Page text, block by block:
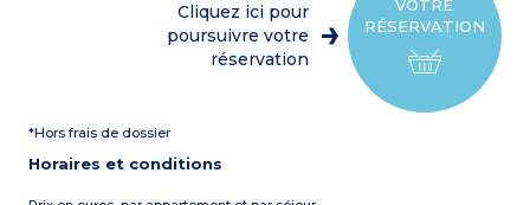
2 chambres avec deux lits
1 salle d’eau avec douche et
avec table, chaises,
barbecue
personnes
VOTRE
RÉSERVATION
Cliquez ici pour
poursuivre votre
réservation
*Hors frais de dossier
Horaires et conditions